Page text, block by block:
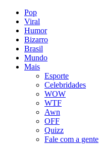
Pop
Viral
Humor
Bizarro
Brasil
Mundo
Mais
Esporte
Celebridades
WOW
WTF
Awn
OFF
Quizz
Fale com a gente